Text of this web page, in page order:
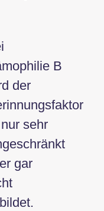
B
der
sehr
gar